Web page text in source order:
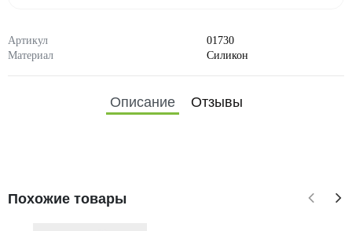
Артикул
01730
Материал
Силикон
Описание Отзывы
Похожие товары